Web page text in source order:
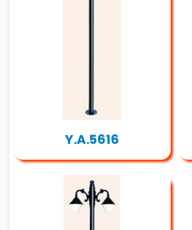
Y.A.5616